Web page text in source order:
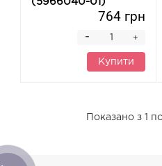
764 грн
+
-
Купити
Показано з 1